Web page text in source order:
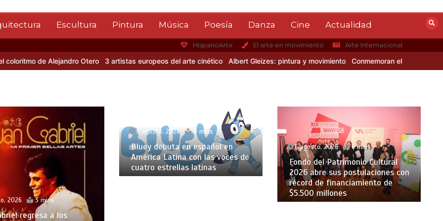
Escultura Pintura Música Poesía Danza Cine Actualidad
HispanoArte El arte en movimiento Arte Internacional
de Alejandro Otero 3 artistas europeos del arte cinético Albert Gleizes: pintura y movimiento Conmemoran el centenario del
2026 3 mins
regresa a los
6 agosto, 2026 8 mins
Bluey debuta en español en
América Latina con las voces de
cuatro estrellas latinas
6 agosto, 2026 6 mins
Fondo del Patrimonio Cultural
2026 abre sus postulaciones con
récord de financiamiento de
$5.500 millones